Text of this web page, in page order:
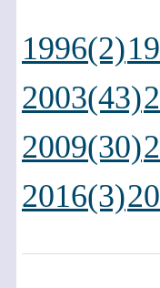
1996(2)
2003(43)
2009(30)
2016(3)